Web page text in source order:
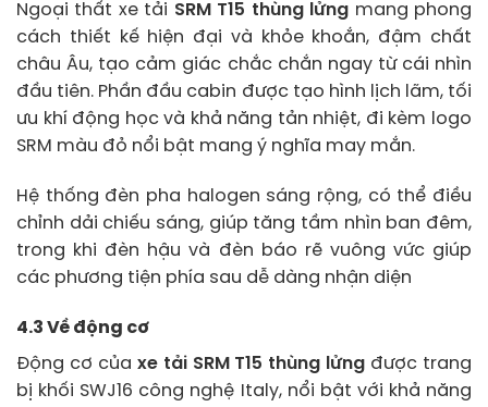
Ngoại thất xe tải SRM T15 thùng lửng mang phong
cách thiết kế hiện đại và khỏe khoắn, đậm chất
châu Âu, tạo cảm giác chắc chắn ngay từ cái nhìn
đầu tiên. Phần đầu cabin được tạo hình lịch lãm, tối
ưu khí động học và khả năng tản nhiệt, đi kèm logo
SRM màu đỏ nổi bật mang ý nghĩa may mắn.
Hệ thống đèn pha halogen sáng rộng, có thể điều
chỉnh dải chiếu sáng, giúp tăng tầm nhìn ban đêm,
trong khi đèn hậu và đèn báo rẽ vuông vức giúp
các phương tiện phía sau dễ dàng nhận diện
4.3 Về động cơ
Động cơ của xe tải SRM T15 thùng lửng được trang
bị khối SWJ16 công nghệ Italy, nổi bật với khả năng